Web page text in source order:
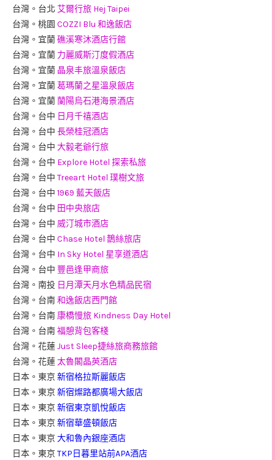
台灣。台北 艾爾行旅 Hej Taipei
台灣。桃園 COZZI Blu 和逸飯店
台灣。宜蘭礁溪寒沐酒店行館
台灣。宜蘭 力麗威斯汀度假酒店
台灣。宜蘭 晶泉丰旅溫泉飯店
台灣。宜蘭葛瑪蘭之星溫泉飯店
台灣。宜蘭蘭陽烏石港海景酒店
台灣。台中 日月千禧酒店
台灣。台中 長榮桂冠酒店
台灣。台中 大毅老爺行旅
台灣。台中 Explore Hotel 探索私旅
台灣。台中 Treeart Hotel 璞樹文旅
台灣。台中 1969 藍天飯店
台灣。台中 田中央旅店
台灣。台中 威汀城市酒店
台灣。台中 Chase Hotel 鵲絲旅店
台灣。台中 In Sky Hotel 星享道酒店
台灣。台中 豐邑逢甲商旅
台灣。南投 日月潭天月水色精品民宿
台灣。台南和逸飯店西門館
台灣。台南 康橋慢旅 Kindness Day Hotel
台灣。台南福憩背包客棧
台灣。花蓮Just Sleep捷絲旅商務旅館
台灣。花蓮太魯閣晶英酒店
日本。東京新宿格拉斯麗飯店
日本。東京新宿燦路都廣場大飯店
日本。東京新宿東京凱悅飯店
日本。東京新宿華盛頓飯店
日本。東京大和魯內銀座酒店
日本。東京TKP日暮里站前APA酒店